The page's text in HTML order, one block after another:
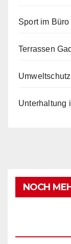
Sport im Büro
Terrassen
Unterhaltung
NOCH
BÜRO